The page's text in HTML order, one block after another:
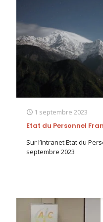
1 septembre 2023
Etat du Personnel
Sur l’intranet Etat du
septembre 2023